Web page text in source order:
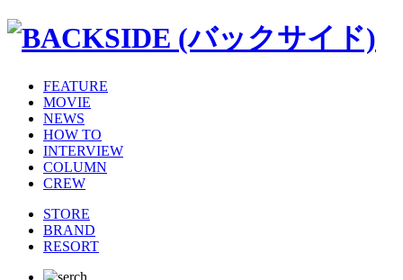
FEATURE
MOVIE
NEWS
HOW TO
INTERVIEW
COLUMN
CREW
STORE
BRAND
RESORT